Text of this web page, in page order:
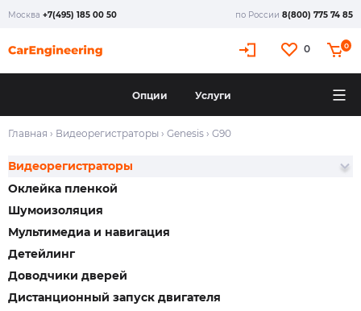
Москва +7(495) 185 00 50 по России 8(800) 775 74 85
0 0
Опции Услуги
Главная › Видеорегистраторы › Genesis › G90
Оклейка пленкой
Шумоизоляция
Мультимедиа и навигация
Детейлинг
Доводчики дверей
Видеорегистраторы
Дистанционный запуск двигателя